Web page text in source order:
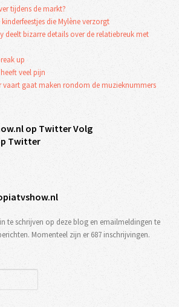
tijdens de markt?
die Mylène verzorgt
bizarre details over de relatiebreuk met
up
veel pijn
vaart gaat maken rondom de muzieknummers
Volg
Twitter
te schrijven op deze blog en emailmeldingen te
Momenteel zijn er 687 inschrijvingen.